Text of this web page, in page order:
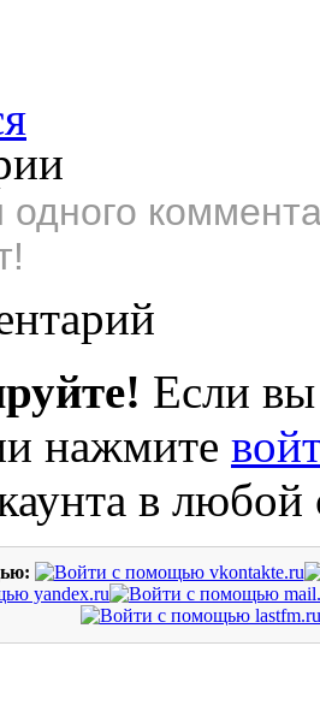
одного
Если вы
нажмите
в любой